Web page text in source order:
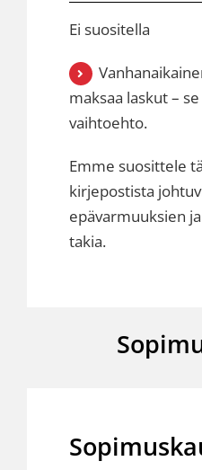
Ei suositella
maksaa laskut –
vaihtoehto.
Emme suosittele
kirjepostista
epävarmuuksien
takia.